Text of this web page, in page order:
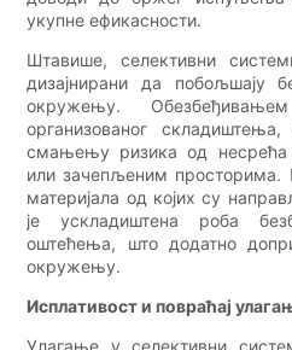
укупне ефикасности.
Штавише, селективни
дизајнирани да побољшају
окружењу.
организованог
смањењу ризика од несрећа
или зачепљеним
материјала од којих су
је ускладиштена роба
оштећења, што додатно
окружењу.
Исплативост и повраћај